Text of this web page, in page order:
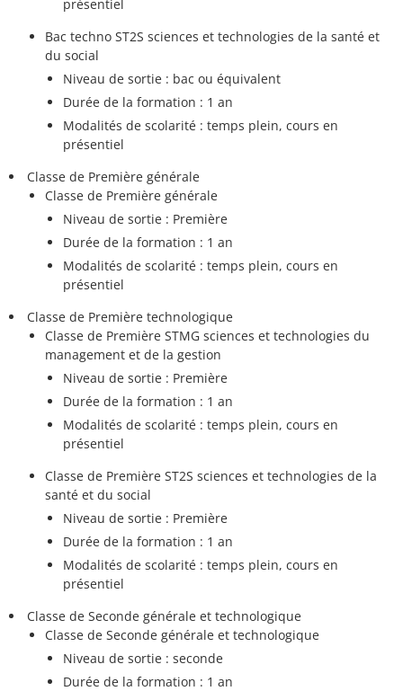
présentiel
Bac techno ST2S sciences et technologies de la santé et
du social
Niveau de sortie : bac ou équivalent
Durée de la formation : 1 an
Modalités de scolarité : temps plein, cours en
présentiel
Classe de Première générale
Classe de Première générale
Niveau de sortie : Première
Durée de la formation : 1 an
Modalités de scolarité : temps plein, cours en
présentiel
Classe de Première technologique
Classe de Première STMG sciences et technologies du
management et de la gestion
Niveau de sortie : Première
Durée de la formation : 1 an
Modalités de scolarité : temps plein, cours en
présentiel
Classe de Première ST2S sciences et technologies de la
santé et du social
Niveau de sortie : Première
Durée de la formation : 1 an
Modalités de scolarité : temps plein, cours en
présentiel
Classe de Seconde générale et technologique
Classe de Seconde générale et technologique
Niveau de sortie : seconde
Durée de la formation : 1 an